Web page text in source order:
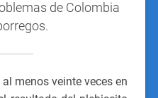
de Colombia
menos veinte veces en